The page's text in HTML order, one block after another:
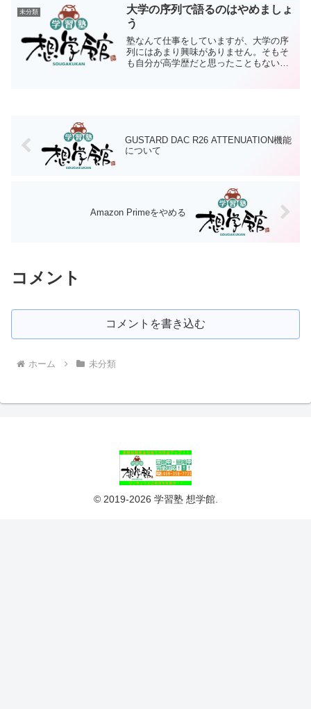
ぎてオススメを挙げるのも難しいのです
が、ぼくらをつなぐ...
未分類
大学の序列で語るのはやめましょ
う
塾なんて仕事をしていますが、大学の序
列にはあまり興味がありません。そもそ
も自分が高学歴だと思ったこともない
GUSTARD DAC R26 ATTENUATION機能
について
Amazon Primeをやめる
コメント
コメントを書き込む
ホーム 未分類
© 2019-2026 学習塾 想学館.